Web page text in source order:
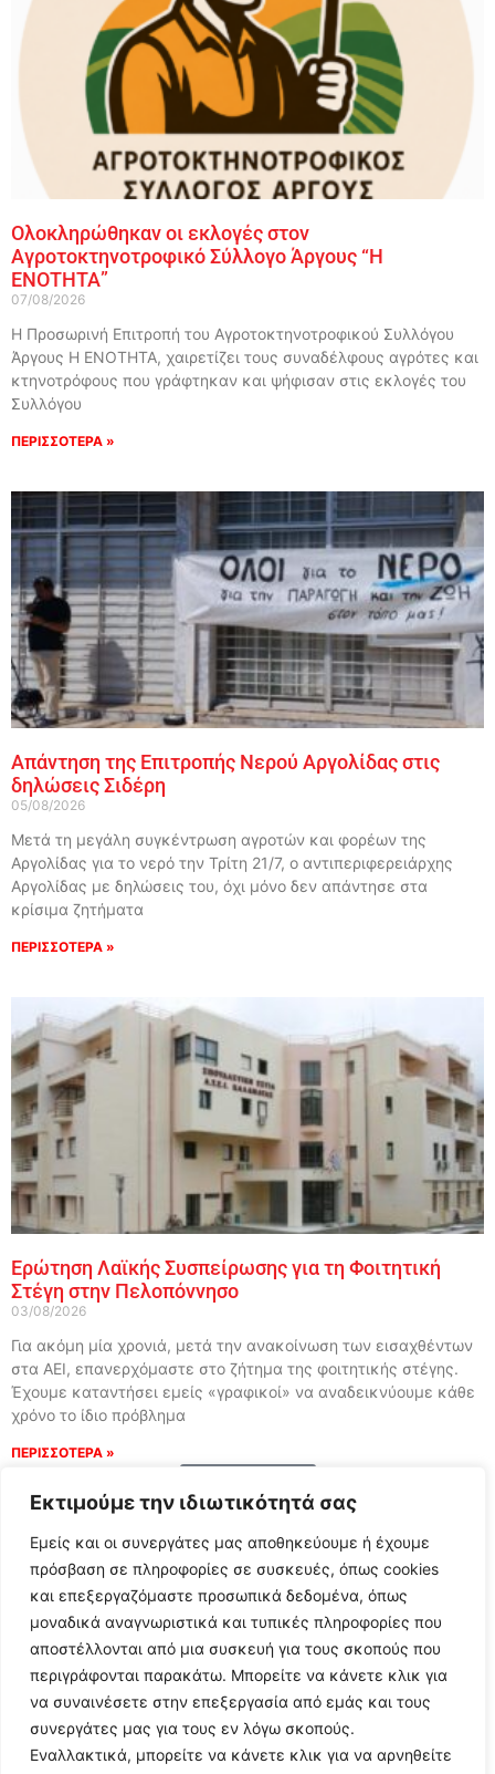
Εκτιμούμε την ιδιωτικότητά σας
Εμείς και οι συνεργάτες μας αποθηκεύουμε ή έχουμε
πρόσβαση σε πληροφορίες σε συσκευές, όπως cookies
και επεξεργαζόμαστε προσωπικά δεδομένα, όπως
μοναδικά αναγνωριστικά και τυπικές πληροφορίες που
αποστέλλονται από μια συσκευή για τους σκοπούς που
περιγράφονται παρακάτω. Μπορείτε να κάνετε κλικ για
να συναινέσετε στην επεξεργασία από εμάς και τους
συνεργάτες μας για τους εν λόγω σκοπούς.
Εναλλακτικά, μπορείτε να κάνετε κλικ για να αρνηθείτε
Ολοκληρώθηκαν οι εκλογές στον
Αγροτοκτηνοτροφικό Σύλλογο Άργους “Η
ΕΝΟΤΗΤΑ”
07/08/2026
Η Προσωρινή Επιτροπή του Αγροτοκτηνοτροφικού Συλλόγου
Άργους Η ΕΝΟΤΗΤΑ, χαιρετίζει τους συναδέλφους αγρότες και
κτηνοτρόφους που γράφτηκαν και ψήφισαν στις εκλογές του
Συλλόγου
ΠΕΡΙΣΣΟΤΕΡΑ »
Απάντηση της Επιτροπής Νερού Αργολίδας στις
δηλώσεις Σιδέρη
05/08/2026
Μετά τη μεγάλη συγκέντρωση αγροτών και φορέων της
Αργολίδας για το νερό την Τρίτη 21/7, ο αντιπεριφερειάρχης
Αργολίδας με δηλώσεις του, όχι μόνο δεν απάντησε στα
κρίσιμα ζητήματα
ΠΕΡΙΣΣΟΤΕΡΑ »
Ερώτηση Λαϊκής Συσπείρωσης για τη Φοιτητική
Στέγη στην Πελοπόννησο
03/08/2026
Για ακόμη μία χρονιά, μετά την ανακοίνωση των εισαχθέντων
στα ΑΕΙ, επανερχόμαστε στο ζήτημα της φοιτητικής στέγης.
Έχουμε καταντήσει εμείς «γραφικοί» να αναδεικνύουμε κάθε
χρόνο το ίδιο πρόβλημα
ΠΕΡΙΣΣΟΤΕΡΑ »
Follow Us